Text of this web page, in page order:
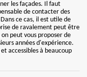
les façades. Il faut
de contacter des
ce cas, il est utile de
de ravalement peut être
peut vous proposer de
années d'expérience.
accessibles à beaucoup